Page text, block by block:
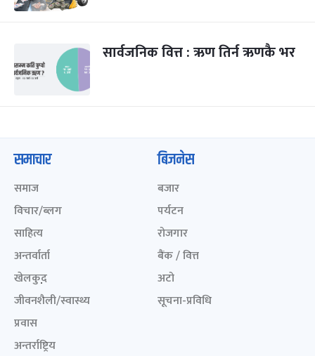
सार्वजनिक वित्त : ऋण तिर्न ऋणकै भर
समाचार
समाज
विचार/ब्लग
साहित्य
अन्तर्वार्ता
खेलकुद़़
जीवनशैली/स्वास्थ्य
प्रवास
अन्तर्राष्ट्रिय
बिजनेस
बजार
पर्यटन
रोजगार
बैंक / वित्त
अटो
सूचना-प्रविधि